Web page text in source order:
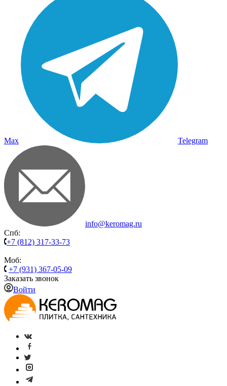
Max Telegram
info@keromag.ru
Спб:
+7 (812) 317-33-73
Моб:
+7 (931) 367-05-09
Заказать звонок
Войти